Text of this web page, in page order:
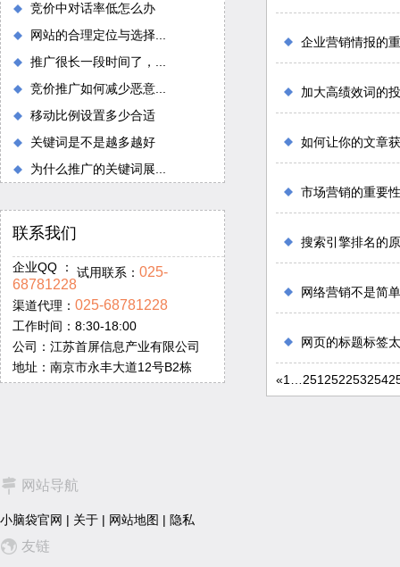
竞价中对话率低怎么办
网站的合理定位与选择...
推广很长一段时间了，...
竞价推广如何减少恶意...
移动比例设置多少合适
关键词是不是越多越好
为什么推广的关键词展...
联系我们
企业QQ ： 试用联系： 025-
68781228
渠道代理： 025-68781228
工作时间：8:30-18:00
公司：江苏首屏信息产业有限公司
地址：南京市永丰大道12号B2栋
企业营销情报的
加大高绩效词的
如何让你的文章
市场营销的重要性
搜索引擎排名的
网络营销不是简
网页的标题标签
«1 251 252253254
网站导航
小脑袋官网 | 关于 | 网站地图 | 隐私
友链